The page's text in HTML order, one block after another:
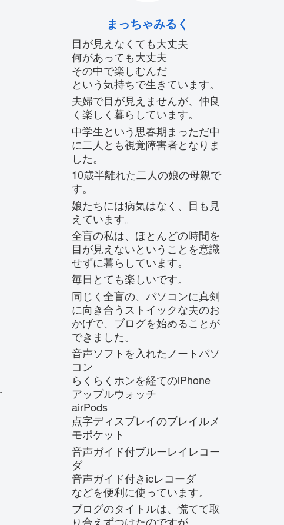
まっちゃみるく
目が見えなくても大丈夫
何があっても大丈夫
その中で楽しむんだ
という気持ちで生きています。
夫婦で目が見えませんが、仲良
く楽しく暮らしています。
中学生という思春期まっただ中
に二人とも視覚障害者となりま
した。
10歳半離れた二人の娘の母親で
す。
娘たちには病気はなく、目も見
えています。
全盲の私は、ほとんどの時間を
目が見えないということを意識
せずに暮らしています。
毎日とても楽しいです。
同じく全盲の、パソコンに真剣
に向き合うストイックな夫のお
かげで、ブログを始めることが
できました。
音声ソフトを入れたノートパソ
コン
らくらくホンを経てのiPhone
アップルウォッチ
airPods
点字ディスプレイのブレイルメ
モポケット
音声ガイド付ブルーレイレコー
ダ
音声ガイド付きicレコーダ
などを便利に使っています。
ブログのタイトルは、慌てて取
り合えずつけたのですが、